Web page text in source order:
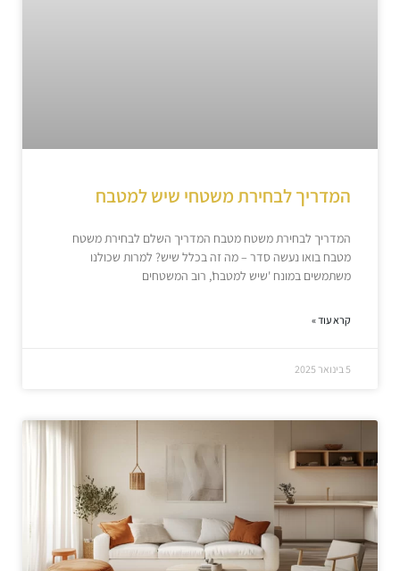
המדריך לבחירת משטחי שיש למטבח
המדריך לבחירת משטח מטבח המדריך השלם לבחירת משטח
מטבח בואו נעשה סדר – מה זה בכלל שיש? למרות שכולנו
משתמשים במונח 'שיש למטבח', רוב המשטחים
קרא עוד »
5 בינואר 2025